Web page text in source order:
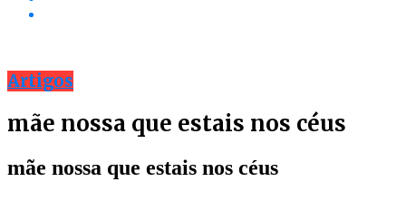
Artigos
mãe nossa que estais nos céus
mãe nossa que estais nos céus